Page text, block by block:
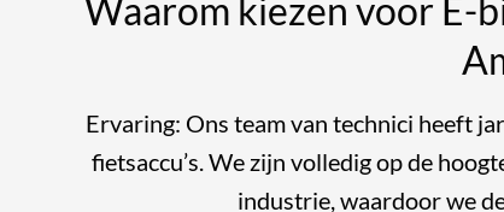
Waarom kiezen voor E-
Ervaring: Ons team van technici heeft
fietsaccu’s. We zijn volledig op de
industrie, waardoor we